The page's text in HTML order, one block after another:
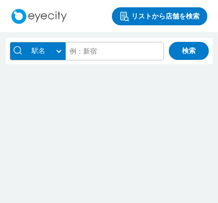
リストから店舗を検索
駅名 検索